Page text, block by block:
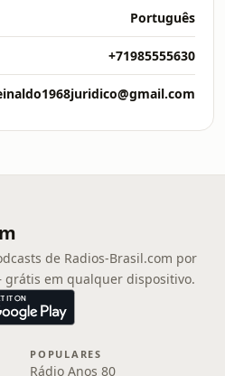
Português
+71985555630
de Radios-Brasil.com por
em qualquer dispositivo.
POPULARES
Rádio Anos 80